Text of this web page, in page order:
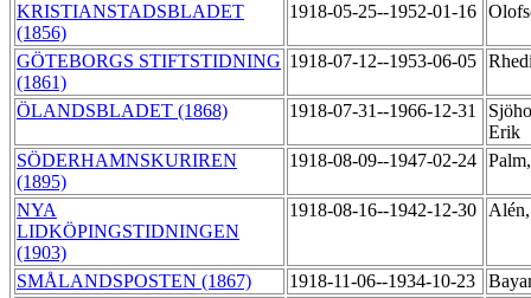
KRISTIANSTADSBLADET
(1856)
1918-05-25--1952-01-16
GÖTEBORGS STIFTSTIDNING
(1861)
1918-07-12--1953-06-05
ÖLANDSBLADET (1868) 1918-07-31--1966-12-31
Erik
SÖDERHAMNSKURIREN
(1895)
1918-08-09--1947-02-24
NYA
LIDKÖPINGSTIDNINGEN
(1903)
1918-08-16--1942-12-30
SMÅLANDSPOSTEN (1867) 1918-11-06--1934-10-23